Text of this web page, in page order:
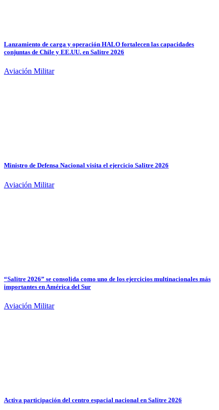
Lanzamiento de carga y operación HALO fortalecen las capacidades
conjuntas de Chile y EE.UU. en Salitre 2026
Aviación Militar
Ministro de Defensa Nacional visita el ejercicio Salitre 2026
Aviación Militar
“Salitre 2026” se consolida como uno de los ejercicios multinacionales más
importantes en América del Sur
Aviación Militar
Activa participación del centro espacial nacional en Salitre 2026